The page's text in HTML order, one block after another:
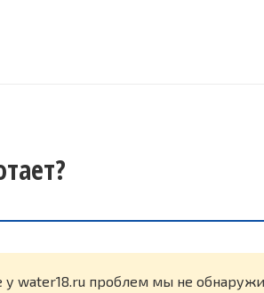
у water18.ru проблем мы не